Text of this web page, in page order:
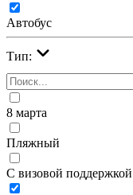
Автобус
Тип:
8 марта
Пляжный
С визовой поддержкой